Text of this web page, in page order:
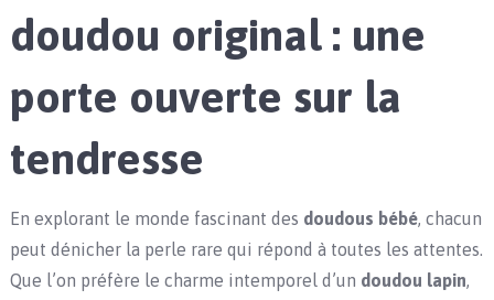
doudou original : une
porte ouverte sur la
tendresse
En explorant le monde fascinant des doudous bébé, chacun
peut dénicher la perle rare qui répond à toutes les attentes.
Que l’on préfère le charme intemporel d’un doudou lapin,